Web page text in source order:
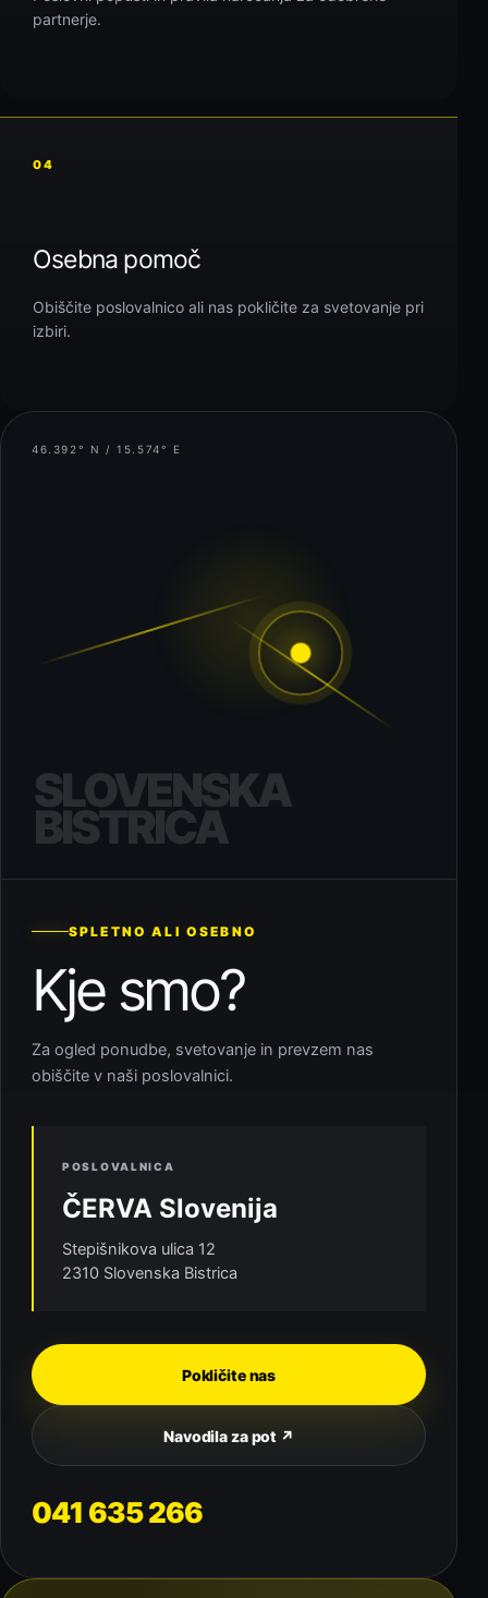
partnerje.
04
Osebna pomoč
Obiščite poslovalnico ali nas pokličite za svetovanje pri
izbiri.
46.392° N / 15.574° E
SLOVENSKA
BISTRICA
SPLETNO ALI OSEBNO
Kje smo?
Za ogled ponudbe, svetovanje in prevzem nas
obiščite v naši poslovalnici.
POSLOVALNICA
ČERVA Slovenija
Stepišnikova ulica 12
2310 Slovenska Bistrica
Pokličite nas
Navodila za pot ↗
041 635 266